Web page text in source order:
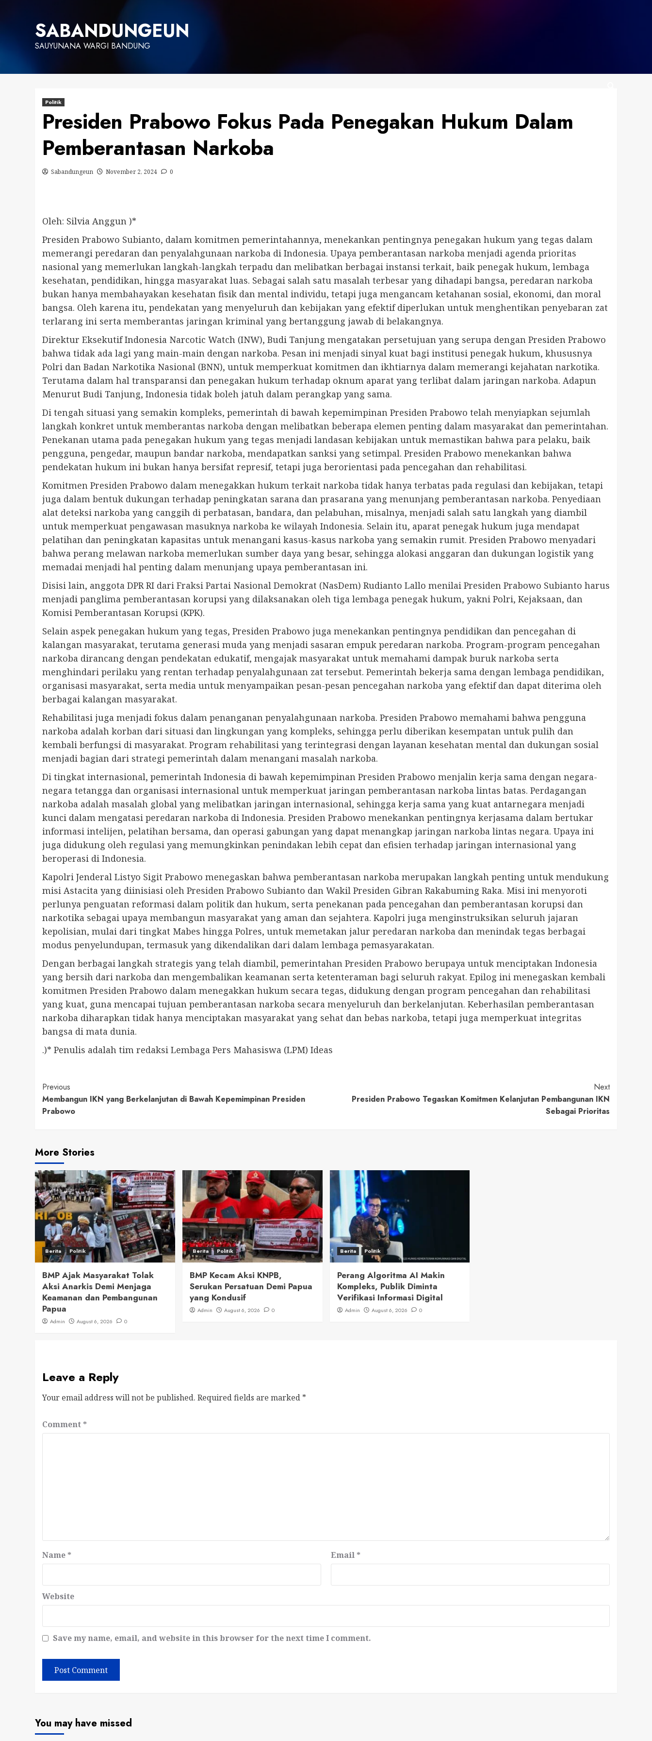
SABANDUNGEUN
SAUYUNANA WARGI BANDUNG
Politik
Presiden Prabowo Fokus Pada Penegakan Hukum Dalam
Pemberantasan Narkoba
Sabandungeun November 2, 2024 0
Oleh: Silvia Anggun )*
Presiden Prabowo Subianto, dalam komitmen pemerintahannya, menekankan pentingnya penegakan hukum yang tegas dalam
memerangi peredaran dan penyalahgunaan narkoba di Indonesia. Upaya pemberantasan narkoba menjadi agenda prioritas
nasional yang memerlukan langkah-langkah terpadu dan melibatkan berbagai instansi terkait, baik penegak hukum, lembaga
kesehatan, pendidikan, hingga masyarakat luas. Sebagai salah satu masalah terbesar yang dihadapi bangsa, peredaran narkoba
bukan hanya membahayakan kesehatan fisik dan mental individu, tetapi juga mengancam ketahanan sosial, ekonomi, dan moral
bangsa. Oleh karena itu, pendekatan yang menyeluruh dan kebijakan yang efektif diperlukan untuk menghentikan penyebaran zat
terlarang ini serta memberantas jaringan kriminal yang bertanggung jawab di belakangnya.
Direktur Eksekutif Indonesia Narcotic Watch (INW), Budi Tanjung mengatakan persetujuan yang serupa dengan Presiden Prabowo
bahwa tidak ada lagi yang main-main dengan narkoba. Pesan ini menjadi sinyal kuat bagi institusi penegak hukum, khususnya
Polri dan Badan Narkotika Nasional (BNN), untuk memperkuat komitmen dan ikhtiarnya dalam memerangi kejahatan narkotika.
Terutama dalam hal transparansi dan penegakan hukum terhadap oknum aparat yang terlibat dalam jaringan narkoba. Adapun
Menurut Budi Tanjung, Indonesia tidak boleh jatuh dalam perangkap yang sama.
Di tengah situasi yang semakin kompleks, pemerintah di bawah kepemimpinan Presiden Prabowo telah menyiapkan sejumlah
langkah konkret untuk memberantas narkoba dengan melibatkan beberapa elemen penting dalam masyarakat dan pemerintahan.
Penekanan utama pada penegakan hukum yang tegas menjadi landasan kebijakan untuk memastikan bahwa para pelaku, baik
pengguna, pengedar, maupun bandar narkoba, mendapatkan sanksi yang setimpal. Presiden Prabowo menekankan bahwa
pendekatan hukum ini bukan hanya bersifat represif, tetapi juga berorientasi pada pencegahan dan rehabilitasi.
Komitmen Presiden Prabowo dalam menegakkan hukum terkait narkoba tidak hanya terbatas pada regulasi dan kebijakan, tetapi
juga dalam bentuk dukungan terhadap peningkatan sarana dan prasarana yang menunjang pemberantasan narkoba. Penyediaan
alat deteksi narkoba yang canggih di perbatasan, bandara, dan pelabuhan, misalnya, menjadi salah satu langkah yang diambil
untuk memperkuat pengawasan masuknya narkoba ke wilayah Indonesia. Selain itu, aparat penegak hukum juga mendapat
pelatihan dan peningkatan kapasitas untuk menangani kasus-kasus narkoba yang semakin rumit. Presiden Prabowo menyadari
bahwa perang melawan narkoba memerlukan sumber daya yang besar, sehingga alokasi anggaran dan dukungan logistik yang
memadai menjadi hal penting dalam menunjang upaya pemberantasan ini.
Disisi lain, anggota DPR RI dari Fraksi Partai Nasional Demokrat (NasDem) Rudianto Lallo menilai Presiden Prabowo Subianto harus
menjadi panglima pemberantasan korupsi yang dilaksanakan oleh tiga lembaga penegak hukum, yakni Polri, Kejaksaan, dan
Komisi Pemberantasan Korupsi (KPK).
Selain aspek penegakan hukum yang tegas, Presiden Prabowo juga menekankan pentingnya pendidikan dan pencegahan di
kalangan masyarakat, terutama generasi muda yang menjadi sasaran empuk peredaran narkoba. Program-program pencegahan
narkoba dirancang dengan pendekatan edukatif, mengajak masyarakat untuk memahami dampak buruk narkoba serta
menghindari perilaku yang rentan terhadap penyalahgunaan zat tersebut. Pemerintah bekerja sama dengan lembaga pendidikan,
organisasi masyarakat, serta media untuk menyampaikan pesan-pesan pencegahan narkoba yang efektif dan dapat diterima oleh
berbagai kalangan masyarakat.
Rehabilitasi juga menjadi fokus dalam penanganan penyalahgunaan narkoba. Presiden Prabowo memahami bahwa pengguna
narkoba adalah korban dari situasi dan lingkungan yang kompleks, sehingga perlu diberikan kesempatan untuk pulih dan
kembali berfungsi di masyarakat. Program rehabilitasi yang terintegrasi dengan layanan kesehatan mental dan dukungan sosial
menjadi bagian dari strategi pemerintah dalam menangani masalah narkoba.
Di tingkat internasional, pemerintah Indonesia di bawah kepemimpinan Presiden Prabowo menjalin kerja sama dengan negara-
negara tetangga dan organisasi internasional untuk memperkuat jaringan pemberantasan narkoba lintas batas. Perdagangan
narkoba adalah masalah global yang melibatkan jaringan internasional, sehingga kerja sama yang kuat antarnegara menjadi
kunci dalam mengatasi peredaran narkoba di Indonesia. Presiden Prabowo menekankan pentingnya kerjasama dalam bertukar
informasi intelijen, pelatihan bersama, dan operasi gabungan yang dapat menangkap jaringan narkoba lintas negara. Upaya ini
juga didukung oleh regulasi yang memungkinkan penindakan lebih cepat dan efisien terhadap jaringan internasional yang
beroperasi di Indonesia.
Kapolri Jenderal Listyo Sigit Prabowo menegaskan bahwa pemberantasan narkoba merupakan langkah penting untuk mendukung
misi Astacita yang diinisiasi oleh Presiden Prabowo Subianto dan Wakil Presiden Gibran Rakabuming Raka. Misi ini menyoroti
perlunya penguatan reformasi dalam politik dan hukum, serta penekanan pada pencegahan dan pemberantasan korupsi dan
narkotika sebagai upaya membangun masyarakat yang aman dan sejahtera. Kapolri juga menginstruksikan seluruh jajaran
kepolisian, mulai dari tingkat Mabes hingga Polres, untuk memetakan jalur peredaran narkoba dan menindak tegas berbagai
modus penyelundupan, termasuk yang dikendalikan dari dalam lembaga pemasyarakatan.
Dengan berbagai langkah strategis yang telah diambil, pemerintahan Presiden Prabowo berupaya untuk menciptakan Indonesia
yang bersih dari narkoba dan mengembalikan keamanan serta ketenteraman bagi seluruh rakyat. Epilog ini menegaskan kembali
komitmen Presiden Prabowo dalam menegakkan hukum secara tegas, didukung dengan program pencegahan dan rehabilitasi
yang kuat, guna mencapai tujuan pemberantasan narkoba secara menyeluruh dan berkelanjutan. Keberhasilan pemberantasan
narkoba diharapkan tidak hanya menciptakan masyarakat yang sehat dan bebas narkoba, tetapi juga memperkuat integritas
bangsa di mata dunia.
.)* Penulis adalah tim redaksi Lembaga Pers Mahasiswa (LPM) Ideas
Continue
Reading
Previous
Membangun IKN yang Berkelanjutan di Bawah Kepemimpinan Presiden
Prabowo
Next
Presiden Prabowo Tegaskan Komitmen Kelanjutan Pembangunan IKN
Sebagai Prioritas
More Stories
Berita Politik
BMP Ajak Masyarakat Tolak
Aksi Anarkis Demi Menjaga
Keamanan dan Pembangunan
Papua
Admin August 6, 2026 0
Berita Politik
BMP Kecam Aksi KNPB,
Serukan Persatuan Demi Papua
yang Kondusif
Admin August 6, 2026 0
Berita Politik
Perang Algoritma AI Makin
Kompleks, Publik Diminta
Verifikasi Informasi Digital
Admin August 6, 2026 0
Leave a Reply
Your email address will not be published. Required fields are marked *
Comment *
Name * Email *
Website
Save my name, email, and website in this browser for the next time I comment.
You may have missed